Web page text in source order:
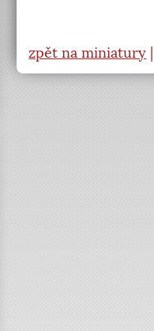
zpět na miniatury